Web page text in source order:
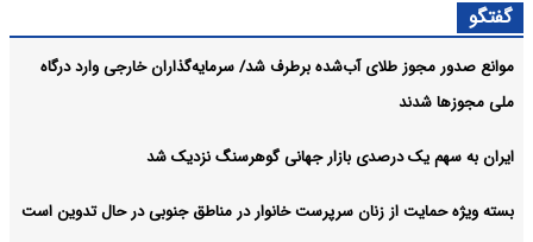
اقتصادی: لغو رسمی افزایش بهای برق کشاورزان
آرشیو
گفتگو
موانع صدور مجوز طلای آب‌شده برطرف شد/ سرمایه‌گذاران خارجی وارد درگاه
ملی مجوزها شدند
ایران به سهم یک‌ درصدی بازار جهانی گوهرسنگ نزدیک شد
بسته ویژه حمایت از زنان سرپرست خانوار در مناطق جنوبی در حال تدوین است